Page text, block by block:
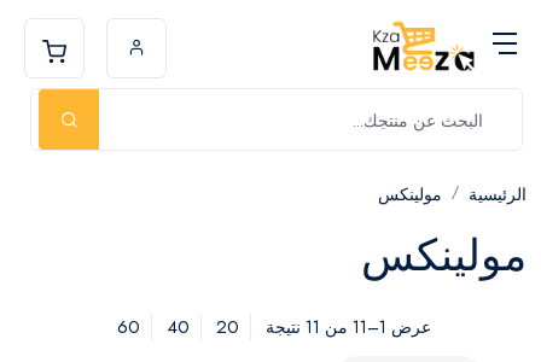
الرئيسية مولينكس
مولينكس
عرض 1–11 من 11 نتيجة 20
40
60